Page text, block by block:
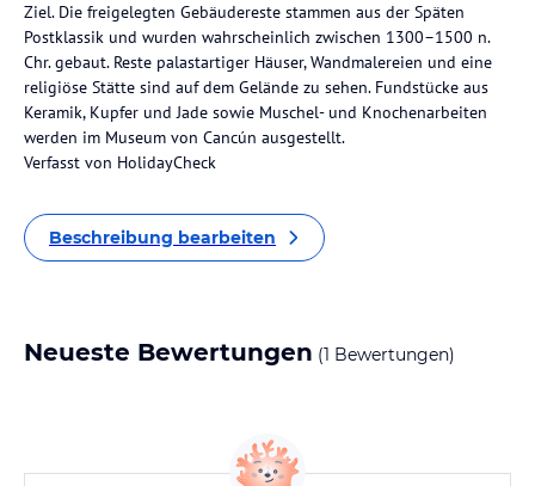
Ziel. Die freigelegten Gebäudereste stammen aus der Späten
Postklassik und wurden wahrscheinlich zwischen 1300–1500 n.
Chr. gebaut. Reste palastartiger Häuser, Wandmalereien und eine
religiöse Stätte sind auf dem Gelände zu sehen. Fundstücke aus
Keramik, Kupfer und Jade sowie Muschel- und Knochenarbeiten
werden im Museum von Cancún ausgestellt.
Verfasst von HolidayCheck
Beschreibung bearbeiten
Neueste Bewertungen (1 Bewertungen)